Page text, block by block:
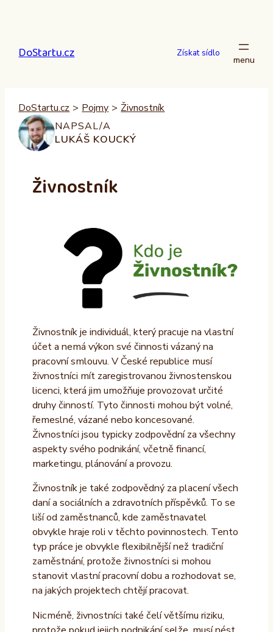
DoStartu.cz Získat sídlo
DoStartu.cz > Pojmy > Živnostník
NAPSAL/A
LUKÁŠ KOUCKÝ
Živnostník
Živnostník je individuál, který pracuje na vlastní
účet a nemá výkon své činnosti vázaný na
pracovní smlouvu. V České republice musí
živnostníci mít zaregistrovanou živnostenskou
licenci, která jim umožňuje provozovat určité
druhy činností. Tyto činnosti mohou být volné,
řemeslné, vázané nebo koncesované.
Živnostníci jsou typicky zodpovědní za všechny
aspekty svého podnikání, včetně financí,
marketingu, plánování a provozu.
Živnostník je také zodpovědný za placení všech
daní a sociálních a zdravotních příspěvků. To se
liší od zaměstnanců, kde zaměstnavatel
obvykle hraje roli v těchto povinnostech. Tento
typ práce je obvykle flexibilnější než tradiční
zaměstnání, protože živnostníci si mohou
stanovit vlastní pracovní dobu a rozhodovat se,
na jakých projektech chtějí pracovat.
Nicméně, živnostníci také čelí většímu riziku,